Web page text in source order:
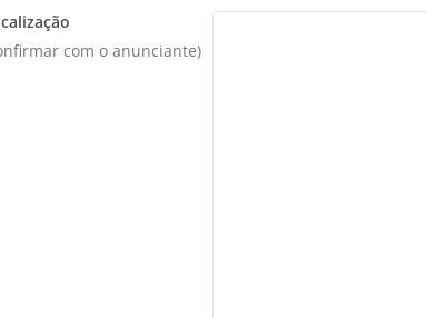
com o anunciante)